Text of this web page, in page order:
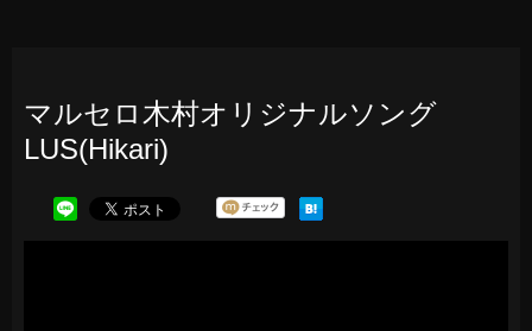
マルセロ木村オリジナルソング
LUS(Hikari)